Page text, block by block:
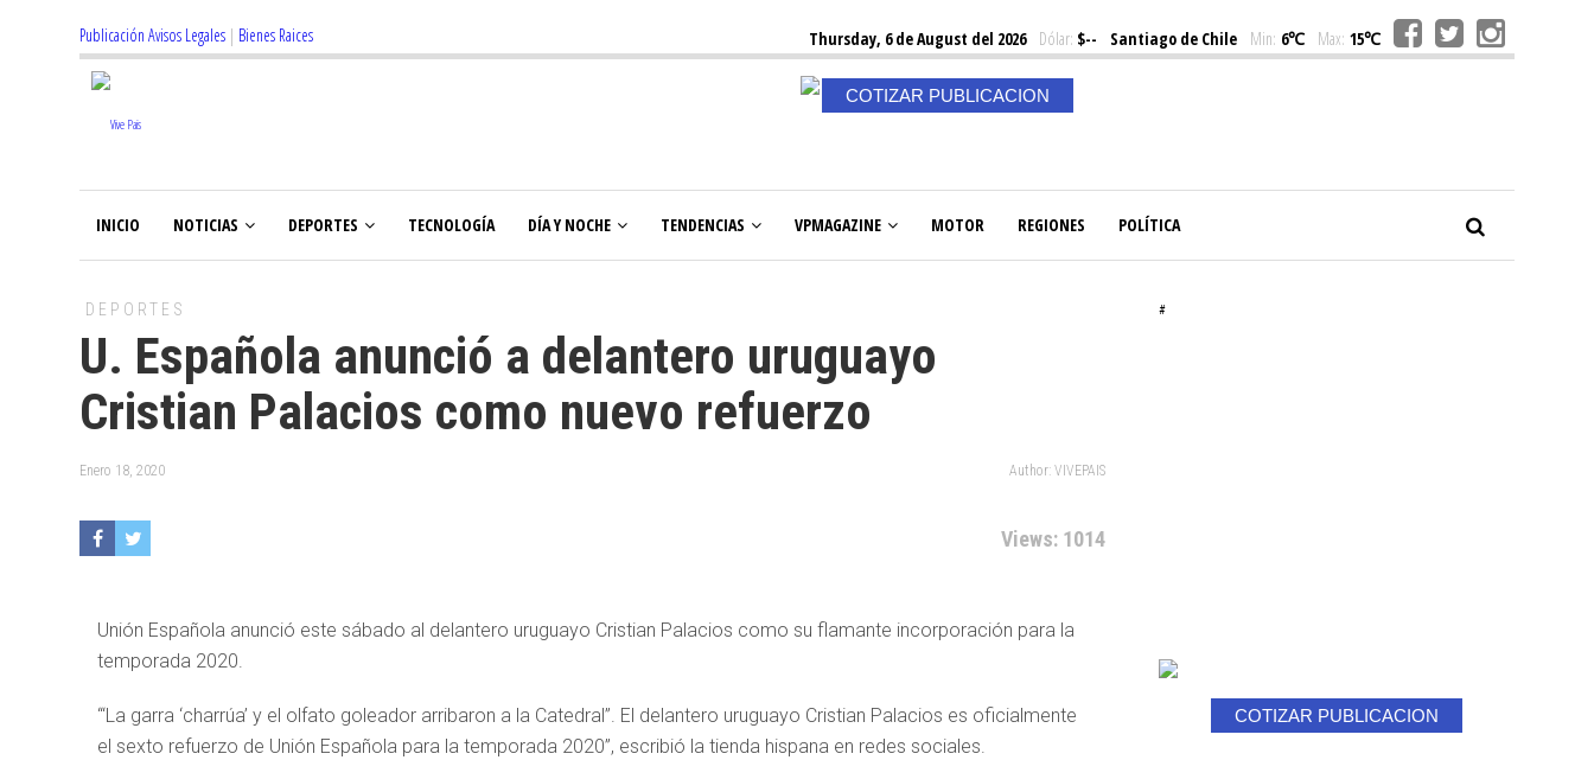
Publicación Avisos Legales | Bienes Raices Thursday, 6 de August del 2026Dólar: $-- Santiago de Chile Min: 6℃ Max: 15℃
COTIZAR PUBLICACION
INICIO NOTICIAS DEPORTES TECNOLOGÍA DÍA Y NOCHE TENDENCIAS VPMAGAZINE MOTOR REGIONES POLÍTICA
DEPORTES
U. Española anunció a delantero uruguayo
Cristian Palacios como nuevo refuerzo
Enero 18, 2020 Author: VIVEPAIS
Views: 1014
Unión Española anunció este sábado al delantero uruguayo Cristian Palacios como su flamante incorporación para la
temporada 2020.
“‘La garra ‘charrúa’ y el olfato goleador arribaron a la Catedral”. El delantero uruguayo Cristian Palacios es oficialmente
el sexto refuerzo de Unión Española para la temporada 2020”, escribió la tienda hispana en redes sociales.
#
COTIZAR PUBLICACION